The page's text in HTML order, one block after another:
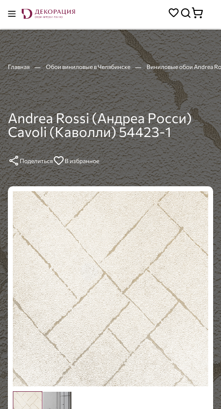
Главная Обои виниловые в Челябинске Виниловые обои Andrea
Andrea Rossi (Андреа Росси)
Cavoli (Каволли) 54423-1
Поделиться В избранное